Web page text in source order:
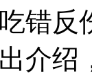
错反
介